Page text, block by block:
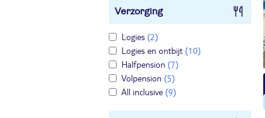
Verzorging
Logies (2)
Logies en ontbijt (10)
Halfpension (7)
Volpension (5)
All inclusive (9)